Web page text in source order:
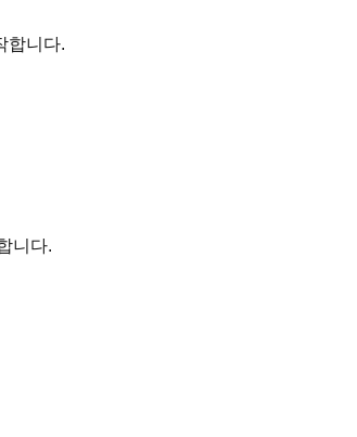
합니다.
니다.